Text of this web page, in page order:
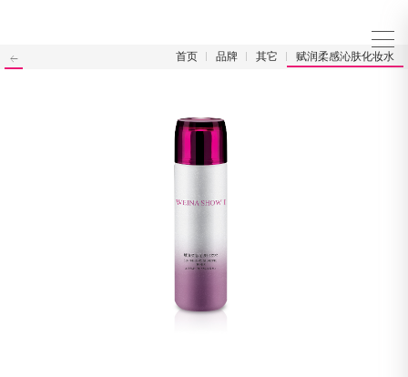
首页 品牌 其它 赋润柔感沁肤化妆水